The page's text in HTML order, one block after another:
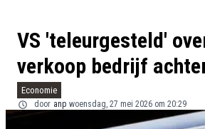
VS 'teleurgesteld'
verkoop bedrijf
Economie
door anp woensdag, 27 mei 2026 om 20:29